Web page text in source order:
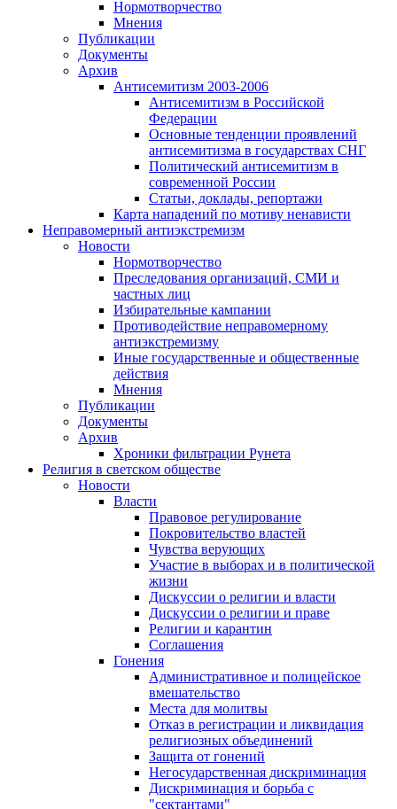
Нормотворчество
Мнения
Публикации
Документы
Архив
Антисемитизм 2003-2006
Антисемитизм в Российской
Федерации
Основные тенденции проявлений
антисемитизма в государствах СНГ
Политический антисемитизм в
современной России
Статьи, доклады, репортажи
Карта нападений по мотиву ненависти
Неправомерный антиэкстремизм
Новости
Нормотворчество
Преследования организаций, СМИ и
частных лиц
Избирательные кампании
Противодействие неправомерному
антиэкстремизму
Иные государственные и общественные
действия
Мнения
Публикации
Документы
Архив
Хроники фильтрации Рунета
Религия в светском обществе
Новости
Власти
Правовое регулирование
Покровительство властей
Чувства верующих
Участие в выборах и в политической
жизни
Дискуссии о религии и власти
Дискуссии о религии и праве
Религии и карантин
Соглашения
Гонения
Административное и полицейское
вмешательство
Места для молитвы
Отказ в регистрации и ликвидация
религиозных объединений
Защита от гонений
Негосударственная дискриминация
Дискриминация и борьба с
"сектантами"